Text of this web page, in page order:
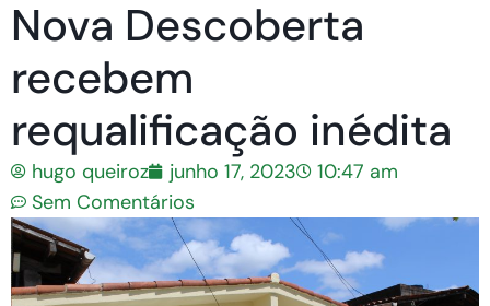
Nova Descoberta
recebem
requalificação inédita
hugo queiroz junho 17, 2023
10:47 am
Sem Comentários